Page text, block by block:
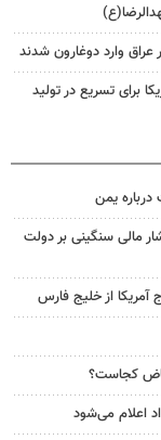
برای تسریع در تولید
یمن
مالی سنگینی بر دولت
آمریکا از خلیج فارس
کجاست؟